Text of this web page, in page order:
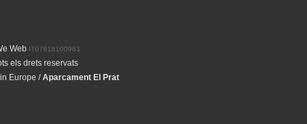
Web IT07818100963
els drets reservats
Europe /Aparcament El Prat